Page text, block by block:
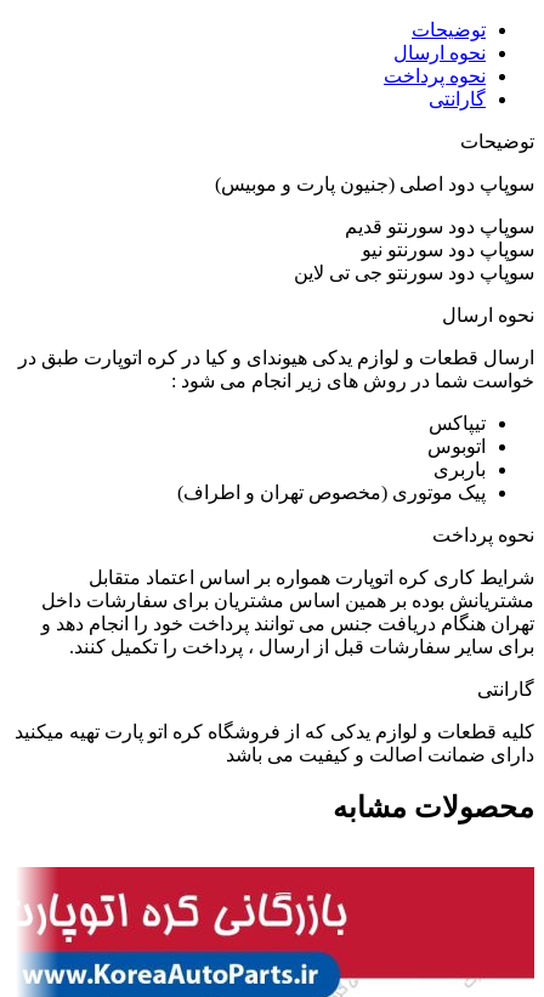
توضیحات
نحوه ارسال
نحوه پرداخت
گارانتی
توضیحات
سوپاپ دود اصلی (جنیون پارت و موبیس)
سوپاپ دود سورنتو قدیم
سوپاپ دود سورنتو نیو
سوپاپ دود سورنتو جی تی لاین
نحوه ارسال
ارسال قطعات و لوازم یدکی هیوندای و کیا در کره اتوپارت طبق در
خواست شما در روش های زیر انجام می شود :
تیپاکس
اتوبوس
باربری
پیک موتوری (مخصوص تهران و اطراف)
نحوه پرداخت
شرایط کاری کره اتوپارت همواره بر اساس اعتماد متقابل
مشتریانش بوده بر همین اساس مشتریان برای سفارشات داخل
تهران هنگام دریافت جنس می توانند پرداخت خود را انجام دهد و
برای سایر سفارشات قبل از ارسال ، پرداخت را تکمیل کنند.
گارانتی
کلیه قطعات و لوازم یدکی که از فروشگاه کره اتو پارت تهیه میکنید
دارای ضمانت اصالت و کیفیت می باشد
محصولات مشابه